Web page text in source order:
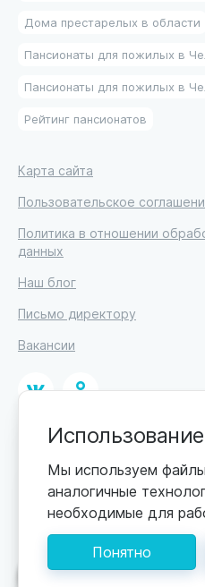
Поможем
Дома престарелых в области
Пансионаты для пожилых в
Пансионаты для пожилых в
Рейтинг пансионатов
Карта сайта
Пользовательское
Политика в отношении
данных
Наш блог
Письмо директору
Вакансии
© 2026
ИП Высоцкий Дмитрий
Цены обновляются по мере
информации. Точную стоимость
пансионата. Информация,
не может быть использована
диагноза, назначения лечения
Мы используем
аналогичные
необходимые для
Понятно